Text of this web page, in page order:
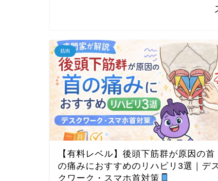
筋肉
【有料レベル】後頭下筋群が原因の首
の痛みにおすすめのリハビリ3選｜デ
クワーク・スマホ首対策